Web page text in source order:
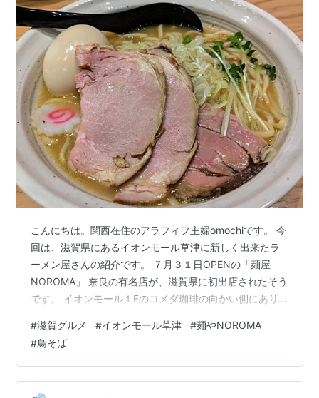
こんにちは。関西在住のアラフィフ主婦omochiです。 今
回は、滋賀県にあるイオンモール草津に新しく出来たラ
ーメン屋さんの紹介です。 ７月３１日OPENの「麺屋
NOROMA」 奈良の有名店が、滋賀県に初出店されたそう
です。 イオンモール１Fのコメダ珈琲の向かい側にあり
じ。 平日のお昼時に行ったのですが、すでに行列が出来
ていて１５分ほど待ちました。名前を書く紙などは無
く、行列の後ろに待っていれば良いです。 木のテーブル
に丸椅子っぽい椅子の席と、omochiはボックス席みたい
#滋賀グルメ #イオンモール草津 #麺やNOROMA
#鳥そば